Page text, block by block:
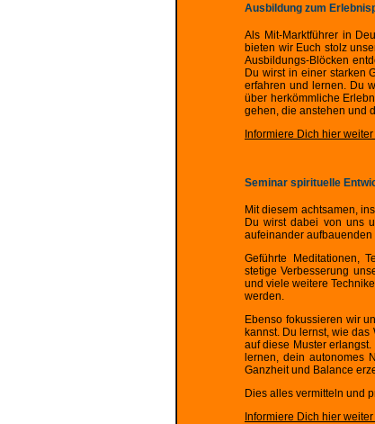
Ausbildung zum
Als Mit-Marktführer in
bieten wir Euch stolz
Ausbildungs-Blöcken
Du wirst in einer starken
erfahren und lernen. Du
über herkömmliche
gehen, die anstehen und
Informiere Dich hier
Seminar spirituelle
Mit diesem achtsamen,
Du wirst dabei von uns
aufeinander aufbauenden
Geführte Meditationen,
stetige Verbesserung
und viele weitere
werden.
Ebenso fokussieren wir
kannst. Du lernst, wie
auf diese Muster
lernen, dein autonomes
Ganzheit und Balance
Dies alles vermitteln und
Informiere Dich hier